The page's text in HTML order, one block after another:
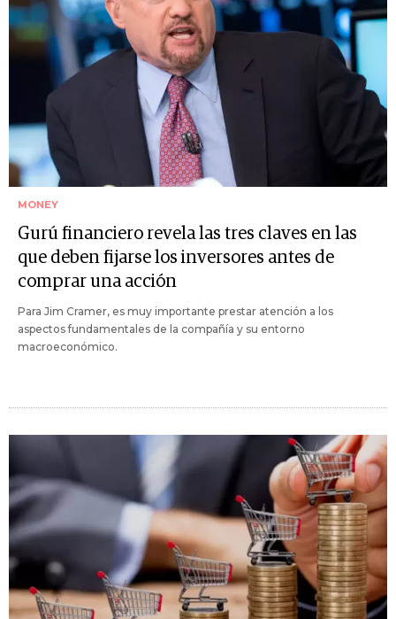
MONEY
Gurú financiero revela las tres claves en las
que deben fijarse los inversores antes de
comprar una acción
Para Jim Cramer, es muy importante prestar atención a los
aspectos fundamentales de la compañía y su entorno
macroeconómico.